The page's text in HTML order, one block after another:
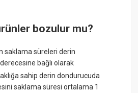
bozulur mu?
saklama süreleri derin
bağlı olarak
sahip derin dondurucuda
saklama süresi ortalama 1